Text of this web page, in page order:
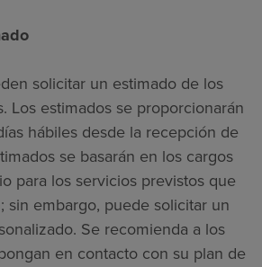
solicitar un estimado de los
Los estimados se proporcionarán
hábiles desde la recepción de
se basarán en los cargos
para los servicios previstos que
sin embargo, puede solicitar un
Se recomienda a los
en contacto con su plan de